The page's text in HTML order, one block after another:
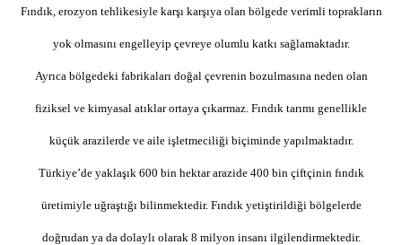
Fındık, erozyon tehlikesiyle karşı karşıya olan bölgede verimli toprakların
yok olmasını engelleyip çevreye olumlu katkı sağlamaktadır.
Ayrıca bölgedeki fabrikaları doğal çevrenin bozulmasına neden olan
fiziksel ve kimyasal atıklar ortaya çıkarmaz. Fındık tarımı genellikle
küçük arazilerde ve aile işletmeciliği biçiminde yapılmaktadır.
Türkiye’de yaklaşık 600 bin hektar arazide 400 bin çiftçinin fındık
üretimiyle uğraştığı bilinmektedir. Fındık yetiştirildiği bölgelerde
doğrudan ya da dolaylı olarak 8 milyon insanı ilgilendirmektedir.